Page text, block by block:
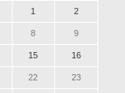
1 2
8 9
15 16
22 23